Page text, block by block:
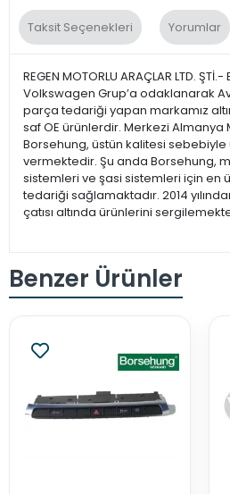
Taksit Seçenekleri Yorumlar
REGEN MOTORLU ARAÇLAR LTD.
Volkswagen Grup’a odaklanarak
parça tedariği yapan markamız
saf OE ürünlerdir. Merkezi
Borsehung, üstün kalitesi sebebiyle
vermektedir. Şu anda Borsehung,
sistemleri ve şasi sistemleri için en
tedariği sağlamaktadır. 2014
çatısı altında ürünlerini
Benzer Ürünler